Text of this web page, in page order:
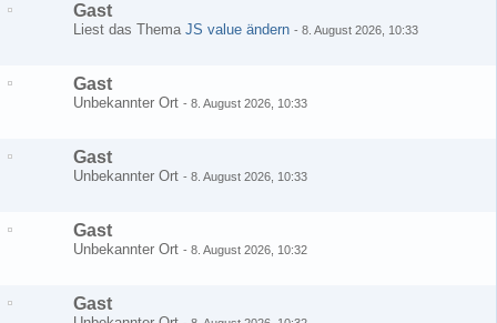
Gast
Liest das Thema JS value ändern - 8. August 2026, 10:33
Gast
Unbekannter Ort - 8. August 2026, 10:33
Gast
Unbekannter Ort - 8. August 2026, 10:33
Gast
Unbekannter Ort - 8. August 2026, 10:32
Gast